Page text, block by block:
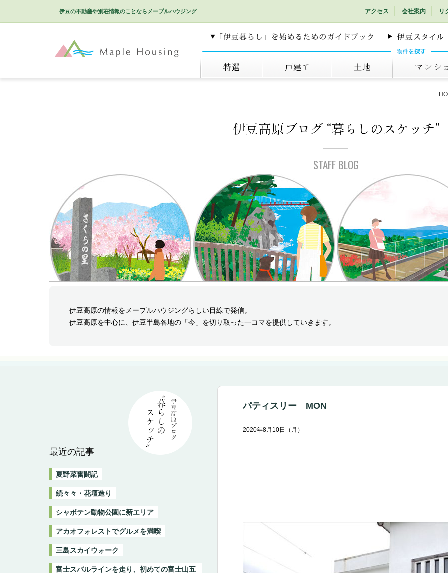
伊豆の不動産や別荘情報のことなら メープルハウジング アクセス 会社案内 リ
伊豆高原ブログ “暮らしのスケッチ”
STAFF BLOG
伊豆高原の情報をメープルハウジングらしい目線で発信。
伊豆高原を中心に、伊豆半島各地の「今」を切り取った一コマを提供していきます。
パティスリー MON
2020年8月10日（月）
最近の記事
夏野菜奮闘記
続々々・花壇造り
シャボテン動物公園に新エリア
アカオフォレストでグルメを満喫
三島スカイウォーク
富士スバルラインを走り、初めての富士山五